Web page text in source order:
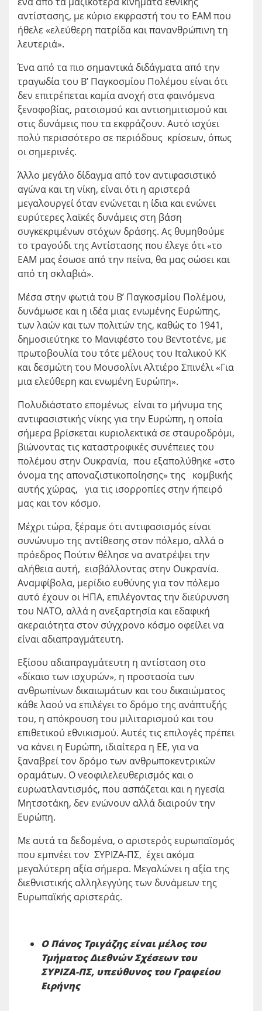
αντίστασης, με κύριο εκφραστή του το ΕΑΜ που
ήθελε «ελεύθερη πατρίδα και πανανθρώπινη τη
λευτεριά».
Ένα από τα πιο σημαντικά διδάγματα από την
τραγωδία του Β’ Παγκοσμίου Πολέμου είναι ότι
δεν επιτρέπεται καμία ανοχή στα φαινόμενα
ξενοφοβίας, ρατσισμού και αντισημιτισμού και
στις δυνάμεις που τα εκφράζουν. Αυτό ισχύει
πολύ περισσότερο σε περιόδους κρίσεων, όπως
οι σημερινές.
Άλλο μεγάλο δίδαγμα από τον αντιφασιστικό
αγώνα και τη νίκη, είναι ότι η αριστερά
μεγαλουργεί όταν ενώνεται η ίδια και ενώνει
ευρύτερες λαϊκές δυνάμεις στη βάση
συγκεκριμένων στόχων δράσης. Ας θυμηθούμε
το τραγούδι της Αντίστασης που έλεγε ότι «το
ΕΑΜ μας έσωσε από την πείνα, θα μας σώσει και
από τη σκλαβιά».
Μέσα στην φωτιά του Β’ Παγκοσμίου Πολέμου,
δυνάμωσε και η ιδέα μιας ενωμένης Ευρώπης,
των λαών και των πολιτών της, καθώς το 1941,
δημοσιεύτηκε το Μανιφέστο του Βεντοτένε, με
πρωτοβουλία του τότε μέλους του Ιταλικού ΚΚ
και δεσμώτη του Μουσολίνι Αλτιέρο Σπινέλι «Για
μια ελεύθερη και ενωμένη Ευρώπη».
Πολυδιάστατο επομένως είναι το μήνυμα της
αντιφασιστικής νίκης για την Ευρώπη, η οποία
σήμερα βρίσκεται κυριολεκτικά σε σταυροδρόμι,
βιώνοντας τις καταστροφικές συνέπειες του
πολέμου στην Ουκρανία, που εξαπολύθηκε «στο
όνομα της αποναζιστικοποίησης» της κομβικής
αυτής χώρας, για τις ισορροπίες στην ήπειρό
μας και τον κόσμο.
Μέχρι τώρα, ξέραμε ότι αντιφασισμός είναι
συνώνυμο της αντίθεσης στον πόλεμο, αλλά ο
πρόεδρος Πούτιν θέλησε να ανατρέψει την
αλήθεια αυτή, εισβάλλοντας στην Ουκρανία.
Αναμφίβολα, μερίδιο ευθύνης για τον πόλεμο
αυτό έχουν οι ΗΠΑ, επιλέγοντας την διεύρυνση
του ΝΑΤΟ, αλλά η ανεξαρτησία και εδαφική
ακεραιότητα στον σύγχρονο κόσμο οφείλει να
είναι αδιαπραγμάτευτη.
Εξίσου αδιαπραγμάτευτη η αντίσταση στο
«δίκαιο των ισχυρών», η προστασία των
ανθρωπίνων δικαιωμάτων και του δικαιώματος
κάθε λαού να επιλέγει το δρόμο της ανάπτυξής
του, η απόκρουση του μιλιταρισμού και του
επιθετικού εθνικισμού. Αυτές τις επιλογές πρέπει
να κάνει η Ευρώπη, ιδιαίτερα η ΕΕ, για να
ξαναβρεί τον δρόμο των ανθρωποκεντρικών
οραμάτων. Ο νεοφιλελευθερισμός και ο
ευρωατλαντισμός, που ασπάζεται και η ηγεσία
Μητσοτάκη, δεν ενώνουν αλλά διαιρούν την
Ευρώπη.
Με αυτά τα δεδομένα, ο αριστερός ευρωπαϊσμός
που εμπνέει τον ΣΥΡΙΖΑ-ΠΣ, έχει ακόμα
μεγαλύτερη αξία σήμερα. Μεγαλώνει η αξία της
διεθνιστικής αλληλεγγύης των δυνάμεων της
Ευρωπαϊκής αριστεράς.
Ο Πάνος Τριγάζης είναι μέλος του
Τμήματος Διεθνών Σχέσεων του
ΣΥΡΙΖΑ-ΠΣ, υπεύθυνος του Γραφείου
Ειρήνης